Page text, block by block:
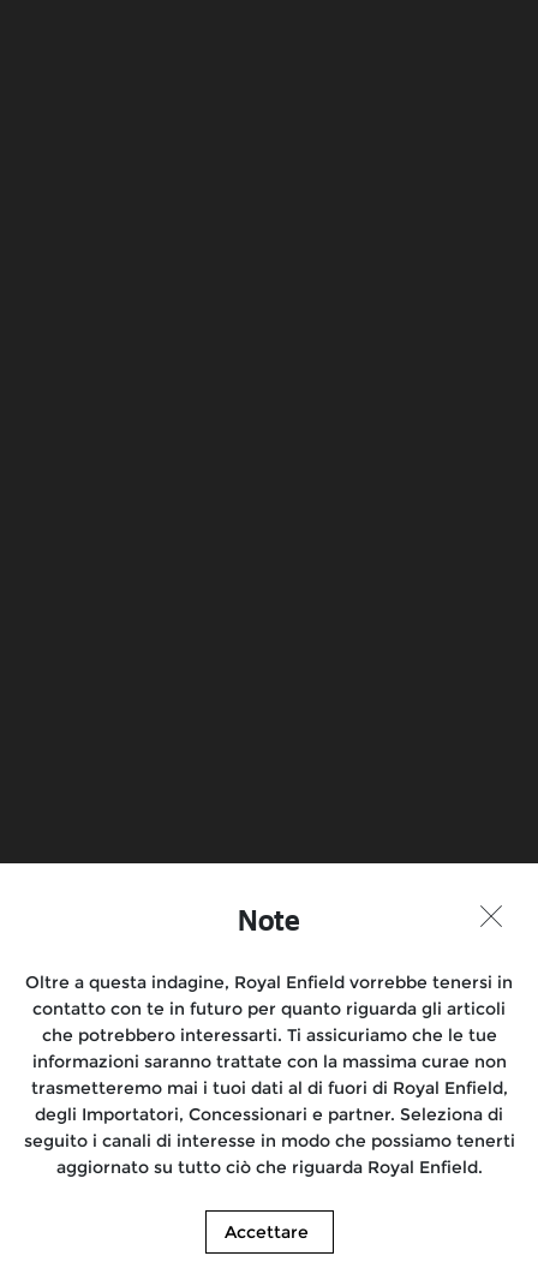
Note
Oltre a questa indagine, Royal Enfield vorrebbe tenersi in
contatto con te in futuro per quanto riguarda gli articoli
che potrebbero interessarti. Ti assicuriamo che le tue
informazioni saranno trattate con la massima curae non
trasmetteremo mai i tuoi dati al di fuori di Royal Enfield,
degli Importatori, Concessionari e partner. Seleziona di
seguito i canali di interesse in modo che possiamo tenerti
aggiornato su tutto ciò che riguarda Royal Enfield.
Accettare